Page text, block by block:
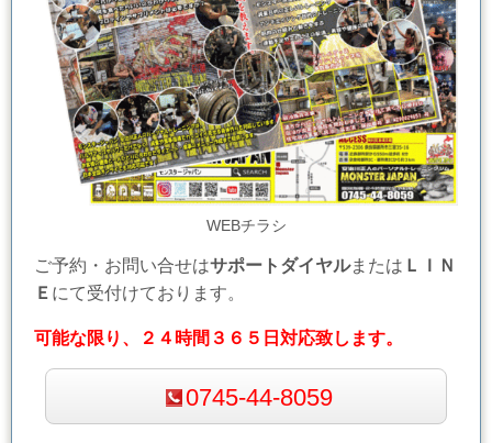
WEBチラシ
ご予約・お問い合せはサポートダイヤルまたは ＬＩＮ
Ｅ にて受付けております。
可能な限り、２４時間３６５日対応致します。
0745-44-8059